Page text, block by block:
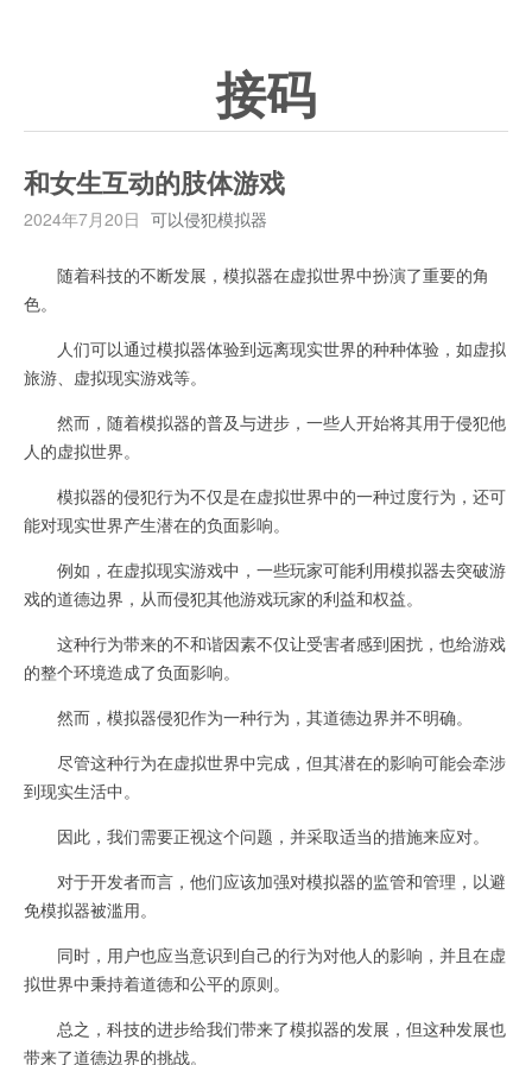
接码
和女生互动的肢体游戏
2024年7月20日 可以侵犯模拟器
随着科技的不断发展，模拟器在虚拟世界中扮演了重要的角
色。
人们可以通过模拟器体验到远离现实世界的种种体验，如虚拟
旅游、虚拟现实游戏等。
然而，随着模拟器的普及与进步，一些人开始将其用于侵犯他
人的虚拟世界。
模拟器的侵犯行为不仅是在虚拟世界中的一种过度行为，还可
能对现实世界产生潜在的负面影响。
例如，在虚拟现实游戏中，一些玩家可能利用模拟器去突破游
戏的道德边界，从而侵犯其他游戏玩家的利益和权益。
这种行为带来的不和谐因素不仅让受害者感到困扰，也给游戏
的整个环境造成了负面影响。
然而，模拟器侵犯作为一种行为，其道德边界并不明确。
尽管这种行为在虚拟世界中完成，但其潜在的影响可能会牵涉
到现实生活中。
因此，我们需要正视这个问题，并采取适当的措施来应对。
对于开发者而言，他们应该加强对模拟器的监管和管理，以避
免模拟器被滥用。
同时，用户也应当意识到自己的行为对他人的影响，并且在虚
拟世界中秉持着道德和公平的原则。
总之，科技的进步给我们带来了模拟器的发展，但这种发展也
带来了道德边界的挑战。